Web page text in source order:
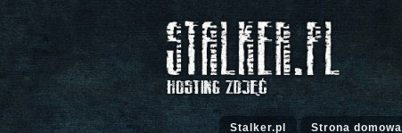
Stalker.pl Strona domowa